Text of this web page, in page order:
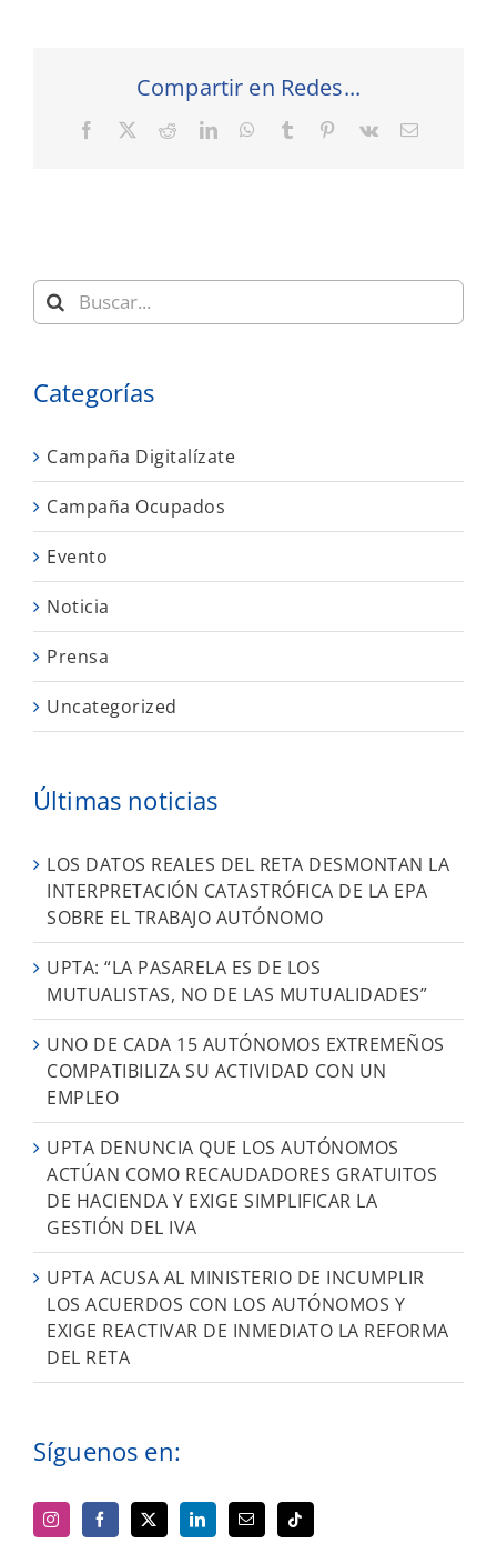
Compartir en Redes...
Facebook RedditLinkedInWhatsApp
Tumblr Pinterest
Vk
Correo
Buscar:
Categorías
Campaña Digitalízate
Campaña Ocupados
Evento
Noticia
Prensa
Uncategorized
Últimas noticias
LOS DATOS REALES DEL RETA DESMONTAN LA
INTERPRETACIÓN CATASTRÓFICA DE LA EPA
SOBRE EL TRABAJO AUTÓNOMO
UPTA: “LA PASARELA ES DE LOS
MUTUALISTAS, NO DE LAS MUTUALIDADES”
UNO DE CADA 15 AUTÓNOMOS EXTREMEÑOS
COMPATIBILIZA SU ACTIVIDAD CON UN
EMPLEO
UPTA DENUNCIA QUE LOS AUTÓNOMOS
ACTÚAN COMO RECAUDADORES GRATUITOS
DE HACIENDA Y EXIGE SIMPLIFICAR LA
GESTIÓN DEL IVA
UPTA ACUSA AL MINISTERIO DE INCUMPLIR
LOS ACUERDOS CON LOS AUTÓNOMOS Y
EXIGE REACTIVAR DE INMEDIATO LA REFORMA
DEL RETA
Síguenos en: